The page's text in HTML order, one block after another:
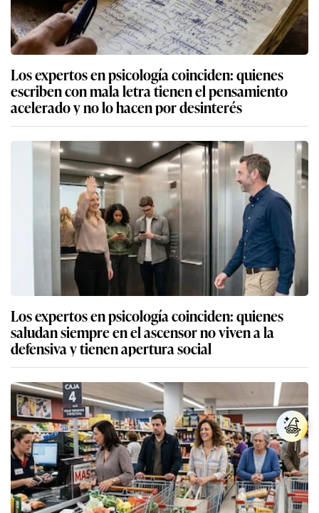
Los expertos en psicología coinciden: quienes
escriben con mala letra tienen el pensamiento
acelerado y no lo hacen por desinterés
Los expertos en psicología coinciden: quienes
saludan siempre en el ascensor no viven a la
defensiva y tienen apertura social